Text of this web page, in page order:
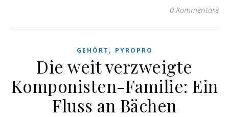
0 Kommentare
GEHÖRT , PYROPRO
Die weit verzweigte
Komponisten-Familie: Ein
Fluss an Bächen